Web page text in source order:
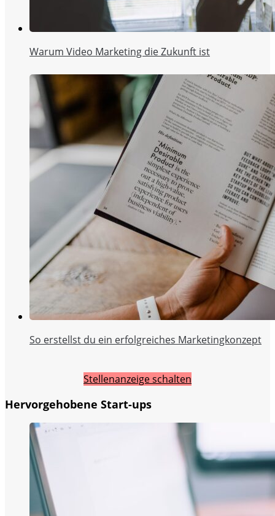
Warum Video Marketing die Zukunft ist
So erstellst du ein erfolgreiches Marketingkonzept
Stellenanzeige schalten
Hervorgehobene Start-ups